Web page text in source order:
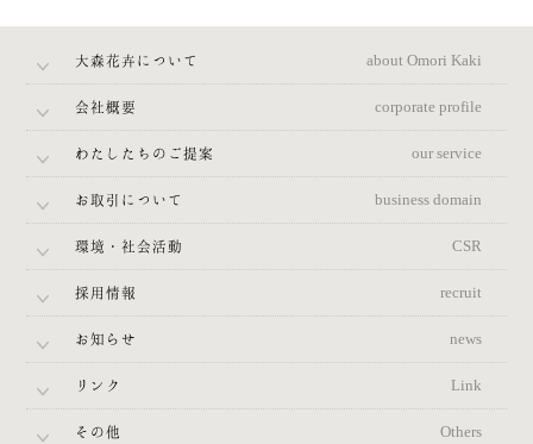
大森花卉について about Omori Kaki
会社概要 corporate profile
わたしたちのご提案 our service
お取引について business domain
環境・社会活動 CSR
採用情報 recruit
お知らせ news
リンク Link
その他 Others